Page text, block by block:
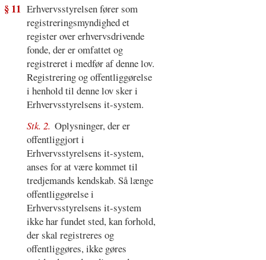
§ 11 Erhvervsstyrelsen fører som
registreringsmyndighed et
register over erhvervsdrivende
fonde, der er omfattet og
registreret i medfør af denne lov.
Registrering og offentliggørelse
i henhold til denne lov sker i
Erhvervsstyrelsens it-system.
Stk. 2. Oplysninger, der er
offentliggjort i
Erhvervsstyrelsens it-system,
anses for at være kommet til
tredjemands kendskab. Så længe
offentliggørelse i
Erhvervsstyrelsens it-system
ikke har fundet sted, kan forhold,
der skal registreres og
offentliggøres, ikke gøres